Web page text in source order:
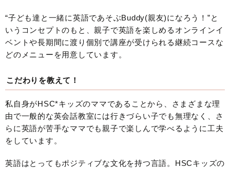
“子ども達と一緒に英語であそぶBuddy(親友)になろう！”と
いうコンセプトのもと、親子で英語を楽しめるオンラインイ
ベントや長期間に渡り個別で講座が受けられる継続コースな
どのメニューを用意しています。
こだわりを教えて！
私自身がHSC*キッズのママであることから、さまざまな理
由で一般的な英会話教室には行きづらい子でも無理なく、さ
らに英語が苦手なママでも親子で楽しんで学べるように工夫
をしています。
英語はとってもポジティブな文化を持つ言語。HSCキッズの